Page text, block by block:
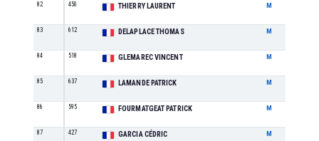
82 450 THIERRY LAURENT M
83 612 DELAPLACE THOMAS M
84 518 GLEMAREC VINCENT M
85 637 LAMANDE PATRICK M
86 595 FOURMATGEAT PATRICK M
87 427 GARCIA CÉDRIC M